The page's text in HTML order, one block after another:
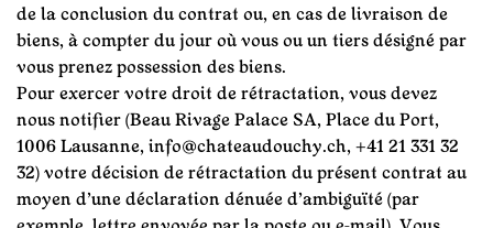
de la conclusion du contrat ou, en cas de livraison de
biens, à compter du jour où vous ou un tiers désigné par
vous prenez possession des biens.
Pour exercer votre droit de rétractation, vous devez
nous notifier (Beau Rivage Palace SA, Place du Port,
1006 Lausanne, info@chateaudouchy.ch, +41 21 331 32
32) votre décision de rétractation du présent contrat au
moyen d'une déclaration dénuée d’ambiguïté (par